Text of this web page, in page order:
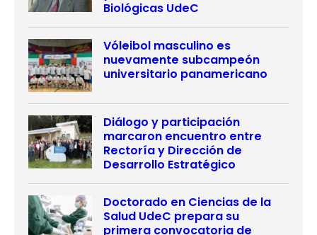
Biológicas UdeC
Vóleibol masculino es
nuevamente subcampeón
universitario panamericano
Diálogo y participación
marcaron encuentro entre
Rectoría y Dirección de
Desarrollo Estratégico
Doctorado en Ciencias de la
Salud UdeC prepara su
primera convocatoria de